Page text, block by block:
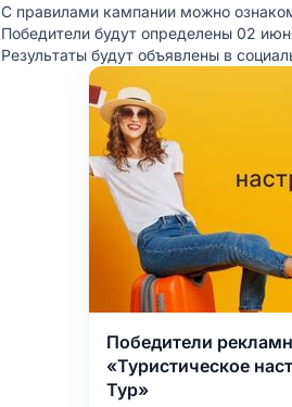
С правилами кампании можно
Победители будут определены 02
Результаты будут объявлены в
Победители
«Туристическое
Тур»